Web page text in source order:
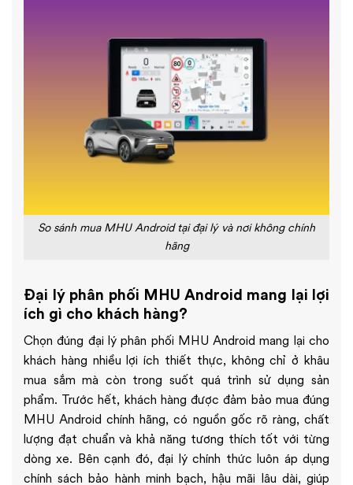
So sánh mua MHU Android tại đại lý và nơi không chính
hãng
Đại lý phân phối MHU Android mang lại lợi
ích gì cho khách hàng?
Chọn đúng đại lý phân phối MHU Android mang lại cho
khách hàng nhiều lợi ích thiết thực, không chỉ ở khâu
mua sắm mà còn trong suốt quá trình sử dụng sản
phẩm. Trước hết, khách hàng được đảm bảo mua đúng
MHU Android chính hãng, có nguồn gốc rõ ràng, chất
lượng đạt chuẩn và khả năng tương thích tốt với từng
dòng xe. Bên cạnh đó, đại lý chính thức luôn áp dụng
chính sách bảo hành minh bạch, hậu mãi lâu dài, giúp